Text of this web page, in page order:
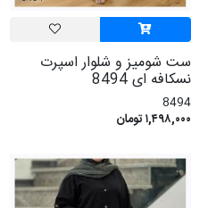
ست شومیز و شلوار اسپرت
نسکافه ای 8494
8494
۱,۴۹۸,۰۰۰ تومان